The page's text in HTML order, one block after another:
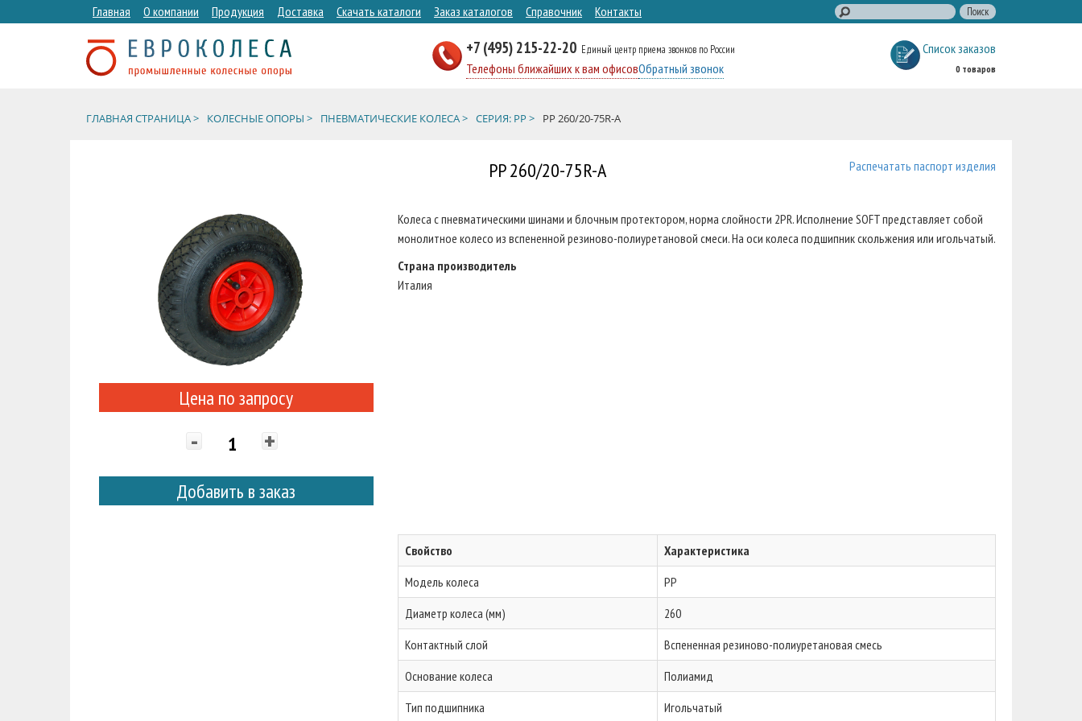
Главная О компании Продукция Доставка Скачать каталоги Заказ каталогов Справочник Контакты
+7 (495) 215-22-20 Единый центр приема звонков по России
Телефоны ближайших к вам офисовОбратный звонок
Список заказов
0 товаров
ГЛАВНАЯ СТРАНИЦА > КОЛЕСНЫЕ ОПОРЫ > ПНЕВМАТИЧЕСКИЕ КОЛЕСА > СЕРИЯ: PP > PP 260/20-75R-A
PP 260/20-75R-A Распечатать паспорт изделия
Цена по запросу
- +
Добавить в заказ
Колеса с пневматическими шинами и блочным протектором, норма слойности 2PR. Исполнение SOFT представляет собой
монолитное колесо из вспененной резиново-полиуретановой смеси. На оси колеса подшипник скольжения или игольчатый.
Страна производитель
Италия
Свойство
Характеристика
Модель колеса
PP
Диаметр колеса (мм)
260
Контактный слой
Вспененная резиново-полиуретановая смесь
Основание колеса
Полиамид
Тип подшипника
Игольчатый